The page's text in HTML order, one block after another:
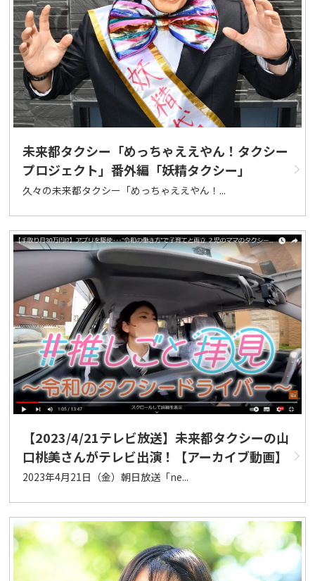
未来都タクシー「めっちゃええやん！タクシー
プロジェクト」番外編「妖精タクシー」
久々の未来都タクシー「めっちゃええやん！...
【2023/4/21テレビ放送】未来都タクシーの山
口桃美さんがテレビ出演！【アーカイブ動画】
2023年4月21日（金）朝日放送「ne...